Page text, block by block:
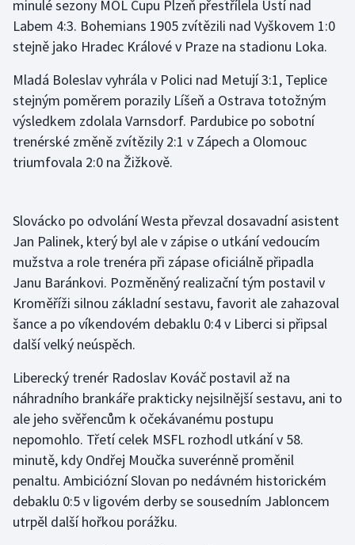
Krasobruslení
Lyže a snowboard
Moderní pětiboj
Olympijské hry
Parasport
Plavání
Plážový volejbal
Rychlobruslení
Rychlostní kanoistika
Short track
Sportovní střelba
minulé sezony MOL Cupu Plzeň přestřílela Ústí nad
Labem 4:3. Bohemians 1905 zvítězili nad Vyškovem 1:0
stejně jako Hradec Králové v Praze na stadionu Loka.
Mladá Boleslav vyhrála v Polici nad Metují 3:1, Teplice
stejným poměrem porazily Líšeň a Ostrava totožným
výsledkem zdolala Varnsdorf. Pardubice po sobotní
trenérské změně zvítězily 2:1 v Zápech a Olomouc
triumfovala 2:0 na Žižkově.
Slovácko po odvolání Westa převzal dosavadní asistent
Jan Palinek, který byl ale v zápise o utkání vedoucím
mužstva a role trenéra při zápase oficiálně připadla
Janu Baránkovi. Pozměněný realizační tým postavil v
Kroměříži silnou základní sestavu, favorit ale zahazoval
šance a po víkendovém debaklu 0:4 v Liberci si připsal
další velký neúspěch.
Liberecký trenér Radoslav Kováč postavil až na
náhradního brankáře prakticky nejsilnější sestavu, ani to
ale jeho svěřencům k očekávanému postupu
nepomohlo. Třetí celek MSFL rozhodl utkání v 58.
minutě, kdy Ondřej Moučka suverénně proměnil
penaltu. Ambiciózní Slovan po nedávném historickém
debaklu 0:5 v ligovém derby se sousedním Jabloncem
utrpěl další hořkou porážku.